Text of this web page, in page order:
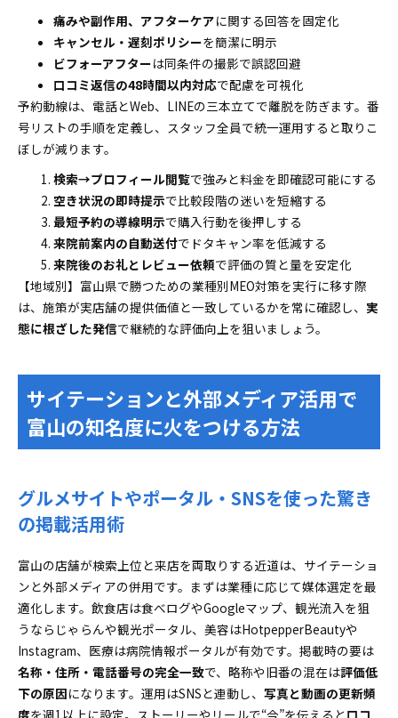
痛みや副作用、アフターケアに関する回答を固定化
キャンセル・遅刻ポリシーを簡潔に明示
ビフォーアフターは同条件の撮影で誤認回避
口コミ返信の48時間以内対応で配慮を可視化
予約動線は、電話とWeb、LINEの三本立てで離脱を防ぎます。番
号リストの手順を定義し、スタッフ全員で統一運用すると取りこ
ぼしが減ります。
検索→プロフィール閲覧で強みと料金を即確認可能にする
空き状況の即時提示で比較段階の迷いを短縮する
最短予約の導線明示で購入行動を後押しする
来院前案内の自動送付でドタキャン率を低減する
来院後のお礼とレビュー依頼で評価の質と量を安定化
【地域別】富山県で勝つための業種別MEO対策を実行に移す際
は、施策が実店舗の提供価値と一致しているかを常に確認し、 実
態に根ざした発信で継続的な評価向上を狙いましょう。
サイテーションと外部メディア活用で
富山の知名度に火をつける方法
グルメサイトやポータル・SNSを使った驚き
の掲載活用術
富山の店舗が検索上位と来店を両取りする近道は、サイテーショ
ンと外部メディアの併用です。まずは業種に応じて媒体選定を最
適化します。飲食店は食べログやGoogleマップ、観光流入を狙
うならじゃらんや観光ポータル、美容はHotpepperBeautyや
Instagram、医療は病院情報ポータルが有効です。掲載時の要は
名称・住所・電話番号の完全一致で、略称や旧番の混在は評価低
下の原因になります。運用はSNSと連動し、 写真と動画の更新頻
度を週1以上に設定。ストーリーやリールで“今”を伝えると口コ